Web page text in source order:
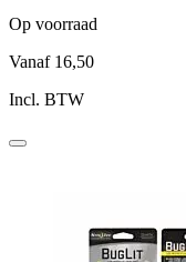
Op voorraad
Vanaf 16,50
Incl. BTW